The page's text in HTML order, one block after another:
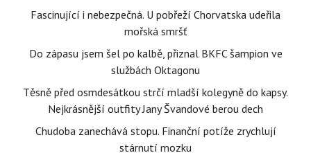
Fascinující i nebezpečná. U pobřeží Chorvatska udeřila
mořská smršť
Do zápasu jsem šel po kalbě, přiznal BKFC šampion ve
službách Oktagonu
Těsně před osmdesátkou strčí mladší kolegyně do kapsy.
Nejkrásnější outfity Jany Švandové berou dech
Chudoba zanechává stopu. Finanční potíže zrychlují
stárnutí mozku